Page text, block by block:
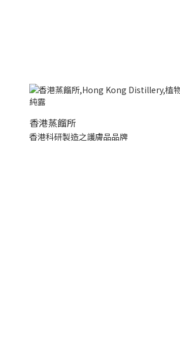
香港蒸餾所
香港科研製造之護膚品品牌